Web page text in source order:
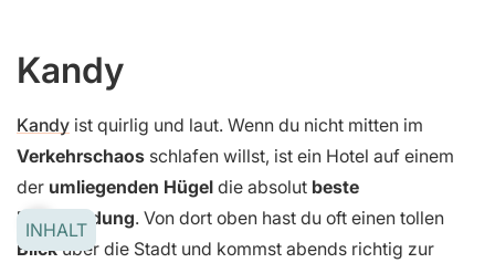
Dann würden wir uns riesig freuen, wenn du
dein Hotel, Mietwagen oder Ticket über unsere
Empfehlungslinks (mit * markiert) hier buchst.
Du zahlst keinen Cent mehr, aber wir bekommen
eine kleine Provision. So können wir noch mehr
Blogartikel für dich veröffentlichen 🧡
INHALT